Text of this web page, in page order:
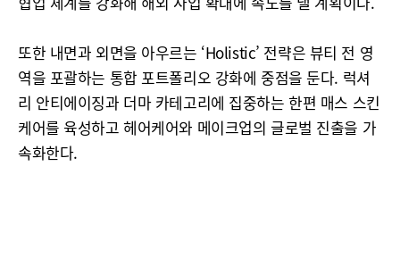
또한 내면과 외면을 아우르는 ‘Holistic’ 전략은 뷰티 전 영
역을 포괄하는 통합 포트폴리오 강화에 중점을 둔다. 럭셔
리 안티에이징과 더마 카테고리에 집중하는 한편 매스 스킨
케어를 육성하고 헤어케어와 메이크업의 글로벌 진출을 가
속화한다.